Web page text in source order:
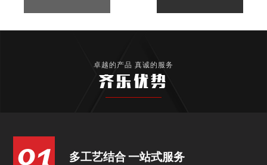
卓越的产品 真诚的服务
齐乐优势
多工艺结合 一站式服务